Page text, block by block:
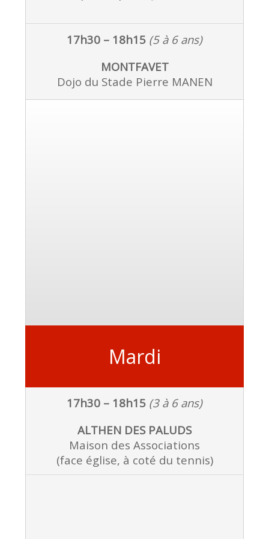
17h30 – 18h15 (5 à 6 ans)
MONTFAVET
Dojo du Stade Pierre MANEN
Mardi
17h30 – 18h15 (3 à 6 ans)
ALTHEN DES PALUDS
Maison des Associations
(face église, à coté du tennis)